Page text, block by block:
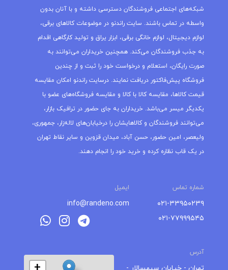
شبکه‌های اجتماعی فروشندگان دسترسی داشته و با آنان بدون
واسطه در تماس باشند. سایت راندنو در موضوعات کالاهای برقی،
لوازم دیجیتال، لوازم خانگی برقی، ابزار یراق و تولید کارگاهی اقدام
به جذب فروشندگان می‌کند. همچنین خریداران می‌توانند به
صورت رایگان، استعلام و درخواست خود را ثبت و از چندین
فروشگاه پیش‌فاکتور دریافت نمایند. درسایت راندنو امکان مقایسه
قیمت کالاها، مقایسه کالا با کالا و مقایسه فروشگاه‌های عضو با
یکدیگر میسر می‌باشد. خریداران به جای حضور در ترافیک بازار،
می‌توانند فروشندگان و کالاهایشان را درخیابان‌های لاله‌زار، جمهوری،
ولیعصر، امین حضور، حسن آباد، میدان قزوین و سایر نقاط تهران
در یک قاب نظاره کرده و خرید خود را انجام دهند.
شماره تماس ایمیل
۰۲۱-۳۳۹۵۰۲۳۹
۰۲۱-۷۷۹۹۹۵۴۵
info@randeno.com
آدرس